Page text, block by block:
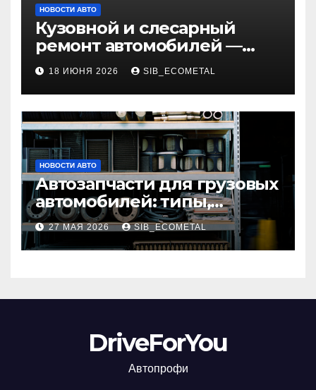
НОВОСТИ АВТО
Кузовной и слесарный
ремонт автомобилей —
наличие оригинальных
запчастей и типичные
сроки выполнения работ
18 ИЮНЯ 2026 SIB_ECOMETAL
НОВОСТИ АВТО
Автозапчасти для грузовых
автомобилей: типы,
совместимость и критерии
подбора
27 МАЯ 2026 SIB_ECOMETAL
DriveForYou
Автопрофи